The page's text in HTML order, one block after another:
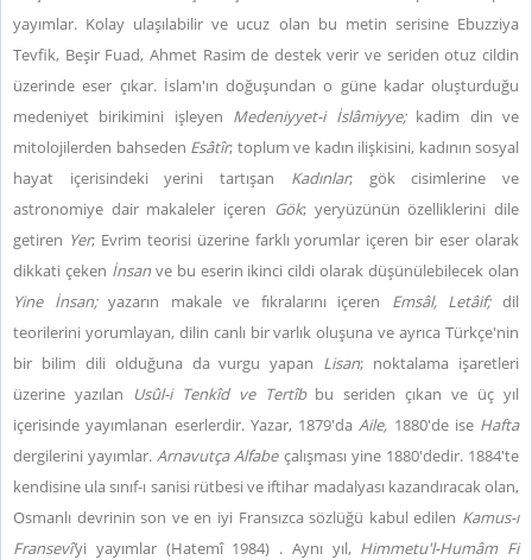
yayımlar. Kolay ulaşılabilir ve ucuz olan bu metin serisine Ebuzziya
Tevfik, Beşir Fuad, Ahmet Rasim de destek verir ve seriden otuz cildin
üzerinde eser çıkar. İslam'ın doğuşundan o güne kadar oluşturduğu
medeniyet birikimini işleyen Medeniyyet-i İslâmiyye; kadim din ve
mitolojilerden bahseden Esâtîr; toplum ve kadın ilişkisini, kadının sosyal
hayat içerisindeki yerini tartışan Kadınlar; gök cisimlerine ve
astronomiye dair makaleler içeren Gök; yeryüzünün özelliklerini dile
getiren Yer; Evrim teorisi üzerine farklı yorumlar içeren bir eser olarak
dikkati çeken İnsan ve bu eserin ikinci cildi olarak düşünülebilecek olan
Yine İnsan;yazarın makale ve fıkralarını içeren Emsâl, Letâif;dil
teorilerini yorumlayan, dilin canlı bir varlık oluşuna ve ayrıca Türkçe'nin
bir bilim dili olduğuna da vurgu yapan Lisan; noktalama işaretleri
üzerine yazılan
Usûl-i Tenkîd ve Tertîbbu seriden çıkan ve üç yıl
içerisinde yayımlanan eserlerdir. Yazar, 1879'daAile, 1880'de ise Hafta
dergilerini yayımlar.Arnavutça Alfabeçalışması yine 1880'dedir. 1884'te
kendisine ula sınıf-ı sanisi rütbesi ve iftihar madalyası kazandıracak olan,
Osmanlı devrinin son ve en iyi Fransızca sözlüğü kabul edilen Kamus-ı
Fransevî’yi yayımlar (Hatemî 1984) . Aynı yıl, Himmetu'l-Humâm Fi